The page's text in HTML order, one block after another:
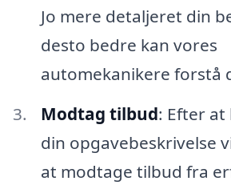
Jo mere detaljeret din
desto bedre kan vores
automekanikere forstå
Modtag tilbud: Efter
din opgavebeskrivelse
at modtage tilbud fra